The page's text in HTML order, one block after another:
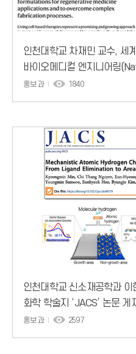
인천대학교 차재민 교수, 세
바이오메디컬 엔지니어링
초청 기고문 게재
홍보과 1840
인천대학교 신소재공학과
화학 학술지 ‘JACS’ 논문 게
홍보과 2597